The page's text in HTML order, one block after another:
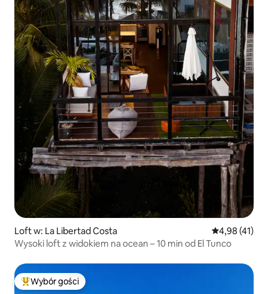
Loft w: La Libertad Costa Średnia
4,98 (41)
Wysoki loft z widokiem na ocean – 10 min od El Tunco
Najpopularniejsze z kategorii Wybór gości
Wybór gości